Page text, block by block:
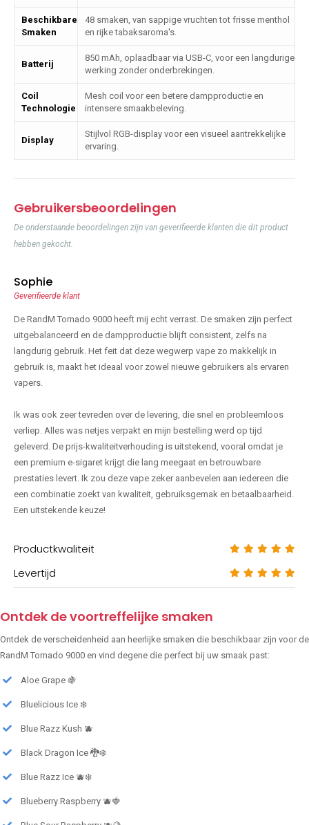
Beschikbare
Smaken
48 smaken, van sappige vruchten tot frisse menthol
en rijke tabaksaroma's.
Batterij
850 mAh, oplaadbaar via USB-C, voor een langdurige
werking zonder onderbrekingen.
Coil
Technologie
Mesh coil voor een betere dampproductie en
intensere smaakbeleving.
Display
Stijlvol RGB-display voor een visueel aantrekkelijke
ervaring.
Gebruikersbeoordelingen
De onderstaande beoordelingen zijn van geverifieerde klanten die dit product
hebben gekocht.
Sophie
Geverifieerde klant
De RandM Tornado 9000 heeft mij echt verrast. De smaken zijn perfect
uitgebalanceerd en de dampproductie blijft consistent, zelfs na
langdurig gebruik. Het feit dat deze wegwerp vape zo makkelijk in
gebruik is, maakt het ideaal voor zowel nieuwe gebruikers als ervaren
vapers.
Ik was ook zeer tevreden over de levering, die snel en probleemloos
verliep. Alles was netjes verpakt en mijn bestelling werd op tijd
geleverd. De prijs-kwaliteitverhouding is uitstekend, vooral omdat je
een premium e-sigaret krijgt die lang meegaat en betrouwbare
prestaties levert. Ik zou deze vape zeker aanbevelen aan iedereen die
een combinatie zoekt van kwaliteit, gebruiksgemak en betaalbaarheid.
Een uitstekende keuze!
Productkwaliteit
Levertijd
Ontdek de voortreffelijke smaken
Ontdek de verscheidenheid aan heerlijke smaken die beschikbaar zijn voor de
RandM Tornado 9000 en vind degene die perfect bij uw smaak past:
Aloe Grape 🍇
Bluelicious Ice ❄️
Blue Razz Kush 🫐
Black Dragon Ice 🐉❄️
Blue Razz Ice 🫐❄️
Blueberry Raspberry 🫐🍓